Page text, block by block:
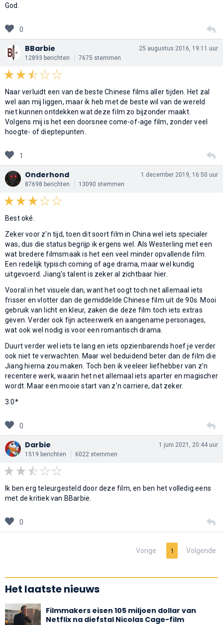
God.
0
BBarbie
12893 berichten 7675 stemmen
25 augustus 2016, 19:11 uur
Naar verluidt een van de beste Chinese films aller tijden. Het zal
wel aan mij liggen, maar ik heb met de beste wil van de wereld
niet kunnen ontdekken wat deze film zo bijzonder maakt.
Volgens mij is het een doorsnee come-of-age film, zonder veel
hoogte- of dieptepunten.
1
Onderhond
87698 berichten 13090 stemmen
1 december 2019, 16:50 uur
Best oké.
Zeker voor z'n tijd, toen dit soort film in China wel iets specialer
was, dus die status begrijp ik ergens wel. Als Westerling met een
wat bredere filmsmaak is het een veel minder opvallende film.
Een redelijk typisch coming of age drama, maar wel kundig
uitgevoerd. Jiang's talent is zeker al zichtbaar hier.
Vooral in het visuele dan, want het oogt toch net allemaal iets
frisser en vlotter dan de gemiddelde Chinese film uit de 90s. Mooi
gebruik van licht en kleur, zaken die deze film toch iets extras
geven. Verder ook fijn acteerwerk en aangename personages,
wat ook wel nodig is voor een romantisch drama.
Duurt verder wel iets te lang en iets opzienbarends hoef je verder
ook niet te verwachten. Maar wel beduidend beter dan de film die
Jiang hierna zou maken. Toch ben ik veeleer liefhebber van z'n
recentere werk, waarin het net allemaal iets aparter en magischer
wordt. Maar een mooie start van z'n carriere, dat zeker.
3.0*
0
Darbie
1519 berichten 6022 stemmen
1 juni 2021, 20:44 uur
Ik ben erg teleurgesteld door deze film, en ben het volledig eens
met de kritiek van BBarbie.
0
Vorige 1 Volgende
Het laatste nieuws
Filmmakers eisen 105 miljoen dollar van
Netflix na diefstal Nicolas Cage-film